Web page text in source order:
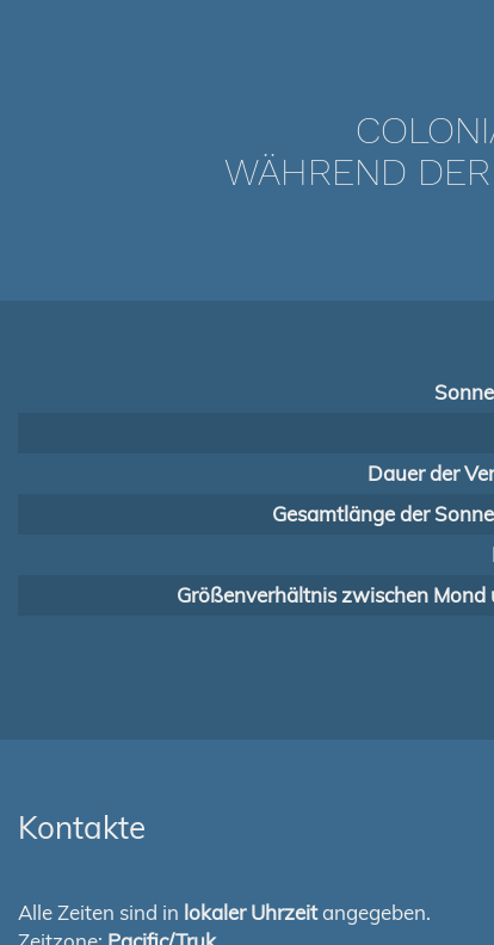
WÄHREND
Dauer der
Gesamtlänge der
Größenverhältnis zwischen Mond
Kontakte
Alle Zeiten sind in lokaler Uhrzeitangegeben.